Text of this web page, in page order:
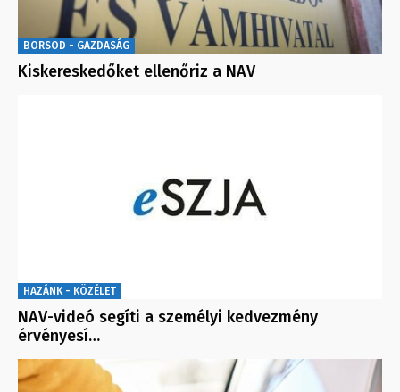
BORSOD - GAZDASÁG
Kiskereskedőket ellenőriz a NAV
HAZÁNK - KÖZÉLET
NAV-videó segíti a személyi kedvezmény
érvényesí…